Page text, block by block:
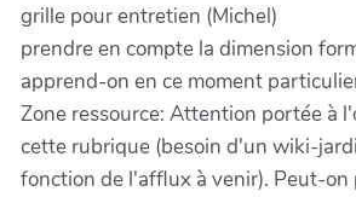
grille pour entretien (Michel)
prendre en compte la dimension
apprend-on en ce moment
Zone ressource: Attention portée à
cette rubrique (besoin d'un wiki-
fonction de l'afflux à venir). Peut-on